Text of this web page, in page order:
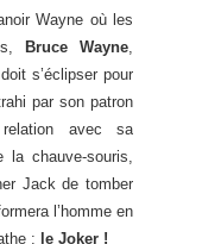
Wayne où les
Bruce Wayne,
s’éclipser pour
par son patron
avec sa
la chauve-souris,
Jack de tomber
l’homme en
: le Joker !